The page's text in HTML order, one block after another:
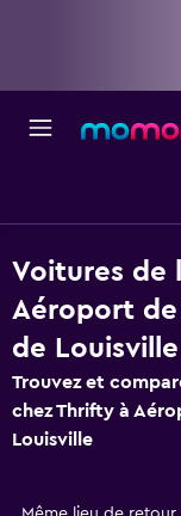
Voitures de
Aéroport
de Louisville
Trouvez et
chez Thrifty à
Louisville